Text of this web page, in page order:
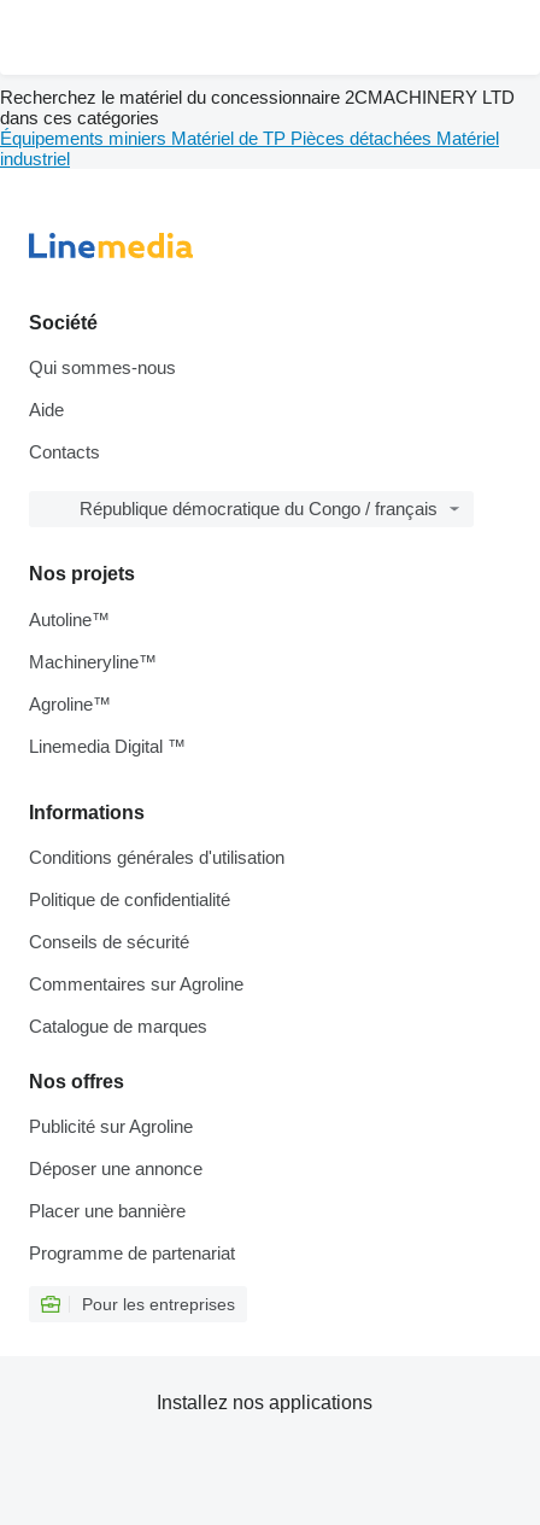
Recherchez le matériel du concessionnaire 2CMACHINERY LTD
dans ces catégories
Équipements miniers Matériel de TP Pièces détachées Matériel
industriel
Société
Qui sommes-nous
Aide
Contacts
République démocratique du Congo / français
Informations
Conditions générales d'utilisation
Politique de confidentialité
Conseils de sécurité
Commentaires sur Agroline
Catalogue de marques
Nos offres
Publicité sur Agroline
Déposer une annonce
Placer une bannière
Programme de partenariat
Pour les entreprises
Nos projets
Autoline™
Machineryline™
Agroline™
Linemedia Digital ™
Installez nos applications